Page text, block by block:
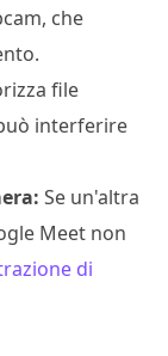
che
file
interferire
Se un'altra
Meet non
di